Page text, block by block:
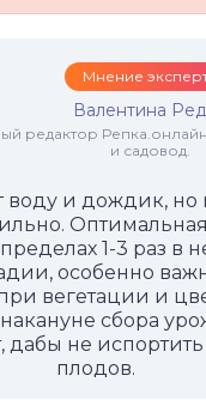
Мнение
Валентина
редактор
и садовод.
воду и дождик, но
Оптимальная
1-3 раз в
особенно
вегетации и
сбора
дабы не
плодов.